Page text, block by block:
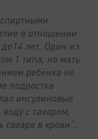
в отношении
до14 лет. Один из
1 типа, но мать
ребёнка не
подростка
инсулиновые
с сахаром,
сахара в крови",